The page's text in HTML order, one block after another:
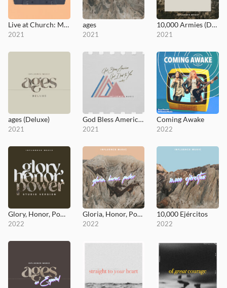
Live at Church: Mixtape, Vol. 2
2021
ages
2021
10,000 Armies (Deluxe)
2021
ages (Deluxe)
2021
God Bless America / God I Look To You (Medley)
2021
Coming Awake
2022
Glory, Honor, Power (Studio Version)
2022
Gloria, Honor, Poder
2022
10,000 Ejércitos
2022